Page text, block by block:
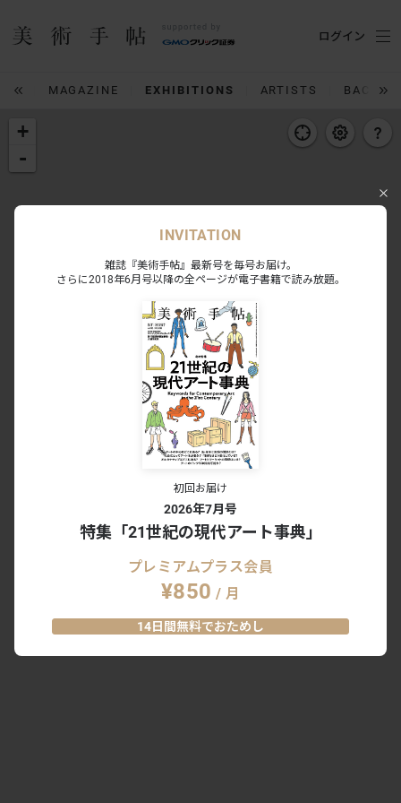
MAGAZINE EXHIBITIONS ARTISTS BACK
ログイン
+
-
INVITATION
雑誌『美術手帖』最新号を毎号お届け。
さらに2018年6月号以降の全ページが電子書籍で読み放題。
初回お届け
2026年7月号
特集「21世紀の現代アート事典」
プレミアムプラス会員
¥850 / 月
14日間無料でおためし